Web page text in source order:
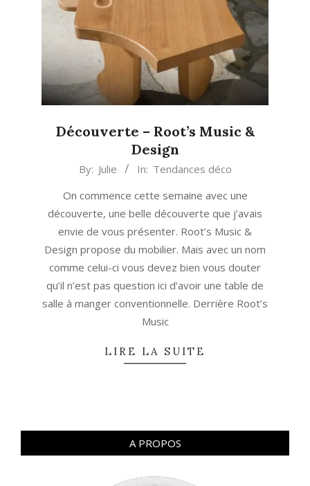
Découverte – Root’s Music &
Design
By: Julie In: Tendances déco
On commence cette semaine avec une
découverte, une belle découverte que j’avais
envie de vous présenter. Root’s Music &
Design propose du mobilier. Mais avec un nom
comme celui-ci vous devez bien vous douter
qu’il n’est pas question ici d’avoir une table de
salle à manger conventionnelle. Derrière Root’s
Music
LIRE LA SUITE
A PROPOS